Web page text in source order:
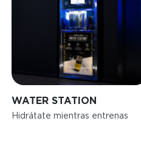
WATER STATION
Hidrátate mientras entrenas